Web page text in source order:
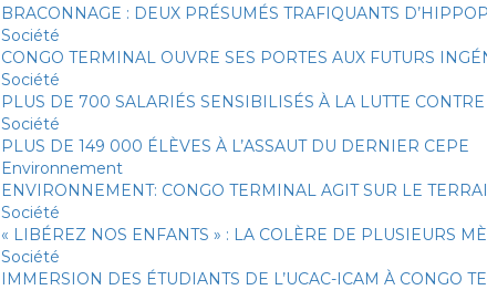
BRACONNAGE : DEUX PRÉSUMÉS TRAFIQUANTS
Société
CONGO TERMINAL OUVRE SES PORTES AUX FUTURS
Société
PLUS DE 700 SALARIÉS SENSIBILISÉS À LA LUTTE
Société
PLUS DE 149 000 ÉLÈVES À L’ASSAUT DU DERNIER CEPE
Environnement
ENVIRONNEMENT: CONGO TERMINAL AGIT SUR LE
Société
« LIBÉREZ NOS ENFANTS » : LA COLÈRE DE PLUSIEURS
Société
IMMERSION DES ÉTUDIANTS DE L’UCAC-ICAM À CONGO